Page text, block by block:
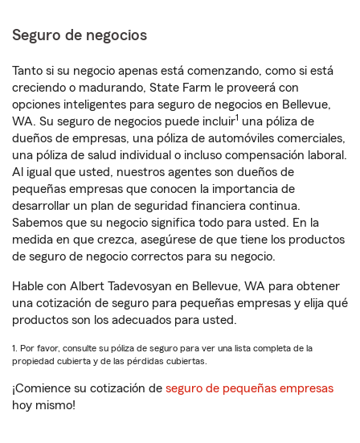
Seguro de negocios
Tanto si su negocio apenas está comenzando, como si está
creciendo o madurando, State Farm le proveerá con
opciones inteligentes para seguro de negocios en Bellevue,
WA. Su seguro de negocios puede incluir1 una póliza de
dueños de empresas, una póliza de automóviles comerciales,
una póliza de salud individual o incluso compensación laboral.
Al igual que usted, nuestros agentes son dueños de
pequeñas empresas que conocen la importancia de
desarrollar un plan de seguridad financiera continua.
Sabemos que su negocio significa todo para usted. En la
medida en que crezca, asegúrese de que tiene los productos
de seguro de negocio correctos para su negocio.
Hable con Albert Tadevosyan en Bellevue, WA para obtener
una cotización de seguro para pequeñas empresas y elija qué
productos son los adecuados para usted.
1. Por favor, consulte su póliza de seguro para ver una lista completa de la
propiedad cubierta y de las pérdidas cubiertas.
¡Comience su cotización de seguro de pequeñas empresas
hoy mismo!